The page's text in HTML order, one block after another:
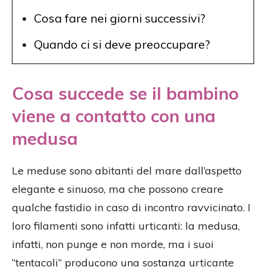
Cosa fare nei giorni successivi?
Quando ci si deve preoccupare?
Cosa succede se il bambino
viene a contatto con una
medusa
Le meduse sono abitanti del mare dall’aspetto
elegante e sinuoso, ma che possono creare
qualche fastidio in caso di incontro ravvicinato. I
loro filamenti sono infatti urticanti: la medusa,
infatti, non punge e non morde, ma i suoi
“tentacoli” producono una sostanza urticante